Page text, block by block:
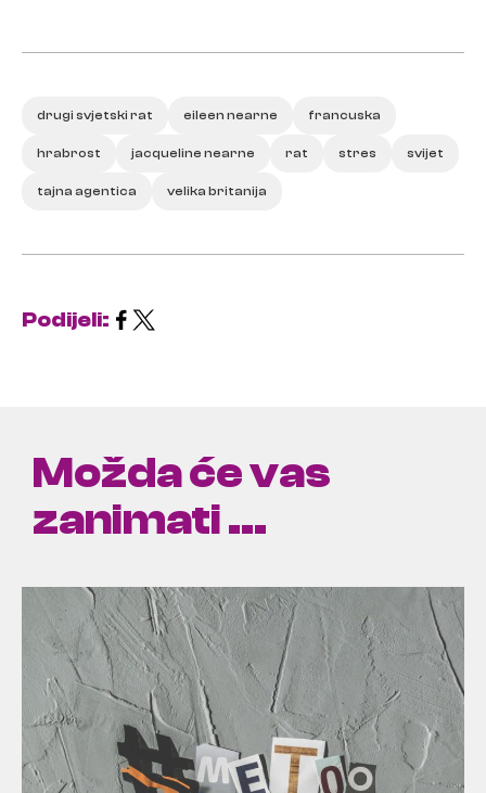
drugi svjetski rat eileen nearne francuska
hrabrost jacqueline nearne rat stres svijet
tajna agentica velika britanija
Podijeli:
Možda će vas
zanimati ...